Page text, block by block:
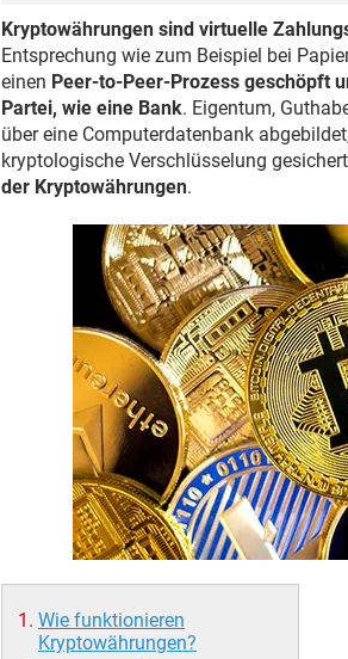
Kryptowährungen sind virtuelle
Entsprechung wie zum Beispiel bei
einen Peer-to-Peer-Prozess geschöpft
Partei, wie eine Bank. Eigentum,
über eine Computerdatenbank
kryptologische Verschlüsselung
der Kryptowährungen.
Wie funktionieren
Kryptowährungen?